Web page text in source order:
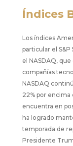
Índices
Los índices
particular el
el NASDAQ,
compañías
NASDAQ
22% por encima
encuentra en
ha logrado
temporada de
Presidente